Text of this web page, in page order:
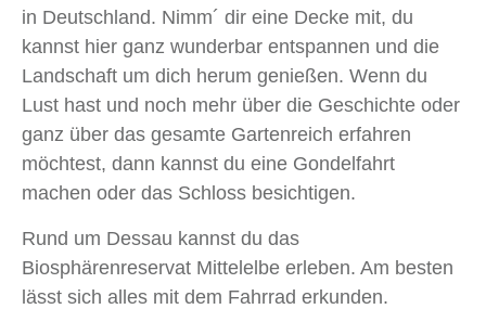
in Deutschland. Nimm´ dir eine Decke mit, du
kannst hier ganz wunderbar entspannen und die
Landschaft um dich herum genießen. Wenn du
Lust hast und noch mehr über die Geschichte oder
ganz über das gesamte Gartenreich erfahren
möchtest, dann kannst du eine Gondelfahrt
machen oder das Schloss besichtigen.
Rund um Dessau kannst du das
Biosphärenreservat Mittelelbe erleben. Am besten
lässt sich alles mit dem Fahrrad erkunden.